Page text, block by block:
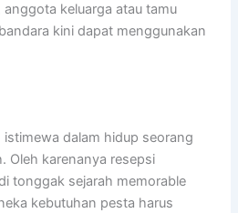
keluarga atau tamu
kini dapat menggunakan
dalam hidup seorang
Oleh karenanya resepsi
tonggak sejarah memorable
kebutuhan pesta harus